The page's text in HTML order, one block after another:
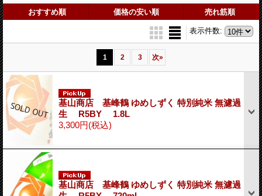
おすすめ順 価格の安い順 売れ筋順
表示件数:
1 2 3 次»
基山商店 基峰鶴 ゆめしずく 特別純米 無濾過
生 R5BY 1.8L
3,300円(税込)
基山商店 基峰鶴 ゆめしずく 特別純米 無濾過